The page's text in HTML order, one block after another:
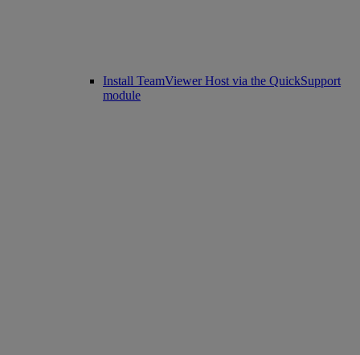
Install TeamViewer Host via the QuickSupport
module